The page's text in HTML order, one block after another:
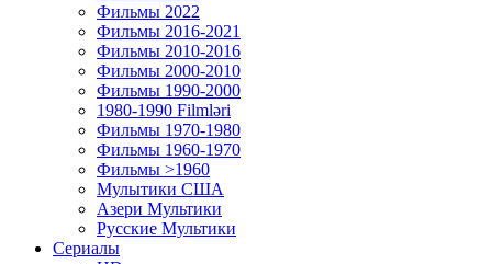
Фильмы 2022
Фильмы 2016-2021
Фильмы 2010-2016
Фильмы 2000-2010
Фильмы 1990-2000
1980-1990 Filmləri
Фильмы 1970-1980
Фильмы 1960-1970
Фильмы >1960
Мулытики США
Азери Мультики
Русские Мультики
Сериалы